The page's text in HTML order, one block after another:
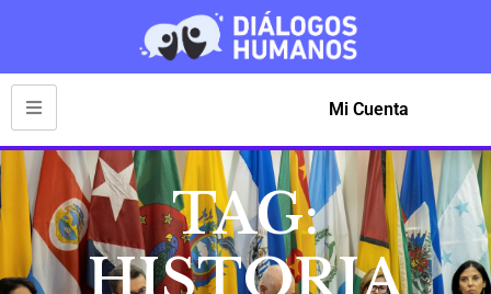
Mi Cuenta
TAG: